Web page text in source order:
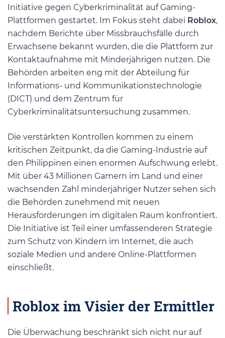
Initiative gegen Cyberkriminalität auf Gaming-
Plattformen gestartet. Im Fokus steht dabei Roblox,
nachdem Berichte über Missbrauchsfälle durch
Erwachsene bekannt wurden, die die Plattform zur
Kontaktaufnahme mit Minderjährigen nutzen. Die
Behörden arbeiten eng mit der Abteilung für
Informations- und Kommunikationstechnologie
(DICT) und dem Zentrum für
Cyberkriminalitätsuntersuchung zusammen.
Die verstärkten Kontrollen kommen zu einem
kritischen Zeitpunkt, da die Gaming-Industrie auf
den Philippinen einen enormen Aufschwung erlebt.
Mit über 43 Millionen Gamern im Land und einer
wachsenden Zahl minderjähriger Nutzer sehen sich
die Behörden zunehmend mit neuen
Herausforderungen im digitalen Raum konfrontiert.
Die Initiative ist Teil einer umfassenderen Strategie
zum Schutz von Kindern im Internet, die auch
soziale Medien und andere Online-Plattformen
einschließt.
Roblox im Visier der Ermittler
Die Überwachung beschränkt sich nicht nur auf